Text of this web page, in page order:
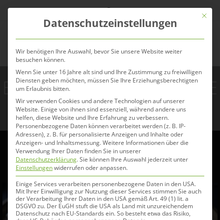
Zum
Menü
Eohippos ULTRA SENSITIVE
2.0
Mit
Datenschutzeinstellungen
Wir benötigen Ihre Auswahl, bevor Sie unsere Website weiter
besuchen können.
Wenn Sie unter 16 Jahre alt sind und Ihre Zustimmung zu freiwilligen
Diensten geben möchten, müssen Sie Ihre Erziehungsberechtigten
um Erlaubnis bitten.
Wir verwenden Cookies und andere Technologien auf unserer
Website. Einige von ihnen sind essenziell, während andere uns
helfen, diese Website und Ihre Erfahrung zu verbessern.
Personenbezogene Daten können verarbeitet werden (z. B. IP-
Adressen), z. B. für personalisierte Anzeigen und Inhalte oder
Anzeigen- und Inhaltsmessung.Weitere Informationen über die
Verwendung Ihrer Daten finden Sie in unserer
Datenschutzerklärung.Sie können Ihre Auswahl jederzeit unter
Einstellungenwiderrufen oder anpassen.
Einige Services verarbeiten personenbezogene Daten in den USA.
Mit Ihrer Einwilligung zur Nutzung dieser Services stimmen Sie auch
der Verarbeitung Ihrer Daten in den USA gemäß Art. 49 (1) lit. a
DSGVO zu. Der EuGH stuft die USA als Land mit unzureichendem
Datenschutz nach EU-Standards ein. So besteht etwa das Risiko,